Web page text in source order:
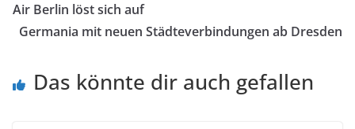
Air Berlin löst sich auf
Germania mit neuen Städteverbindungen ab Dresden
Das könnte dir auch gefallen